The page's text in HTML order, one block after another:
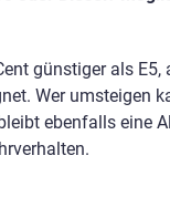
günstiger als E5,
Wer umsteigen
ebenfalls eine